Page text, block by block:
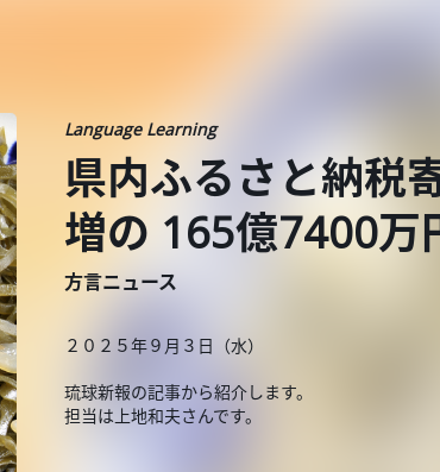
Language Learning
県内ふるさと納税
増の 165億7400万
方言ニュース
２０２５年９月３日（水）
琉球新報の記事から紹介します。
担当は上地和夫さんです。